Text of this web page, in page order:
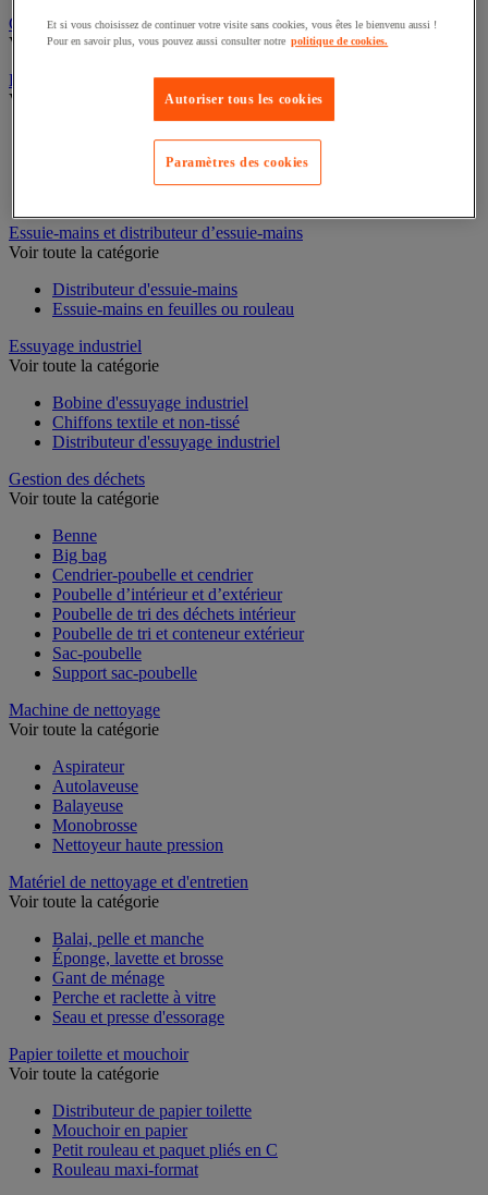
Cireuse à chaussures
Voir toute la catégorie
Équipement sanitaires, douche et salle de bain
Voir toute la catégorie
Cloison et cabine pour sanitaires
Équipement douche
Essuie-mains et distributeur d’essuie-mains
Voir toute la catégorie
Distributeur d'essuie-mains
Essuie-mains en feuilles ou rouleau
Essuyage industriel
Voir toute la catégorie
Bobine d'essuyage industriel
Chiffons textile et non-tissé
Distributeur d'essuyage industriel
Gestion des déchets
Voir toute la catégorie
Benne
Big bag
Cendrier-poubelle et cendrier
Poubelle d’intérieur et d’extérieur
Poubelle de tri des déchets intérieur
Poubelle de tri et conteneur extérieur
Sac-poubelle
Support sac-poubelle
Machine de nettoyage
Voir toute la catégorie
Aspirateur
Autolaveuse
Balayeuse
Monobrosse
Nettoyeur haute pression
Matériel de nettoyage et d'entretien
Voir toute la catégorie
Balai, pelle et manche
Éponge, lavette et brosse
Gant de ménage
Perche et raclette à vitre
Seau et presse d'essorage
Papier toilette et mouchoir
Voir toute la catégorie
Distributeur de papier toilette
Mouchoir en papier
Petit rouleau et paquet pliés en C
Rouleau maxi-format
Et si vous choisissez de continuer votre visite sans cookies, vous êtes le bienvenu aussi !
Pour en savoir plus, vous pouvez aussi consulter notre politique de cookies.
Autoriser tous les cookies
Paramètres des cookies